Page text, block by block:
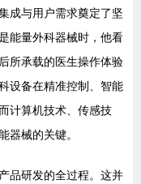
成与用户需求奠定了坚
能量外科器械时，他看
所承载的医生操作体验
设备在精准控制、智能
计算机技术、传感技
器械的关键。
品研发的全过程。这并